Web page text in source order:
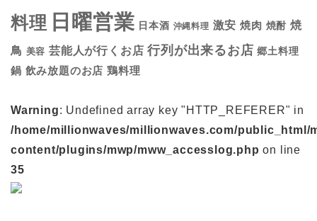
料理 日曜営業 日本酒 沖縄料理 激安 焼肉 焼酎 焼
鳥 美容 芸能人が行くお店 行列が出来るお店 郷土料理
鍋 飲み放題のお店 鶏料理
Warning: Undefined array key "HTTP_REFERER" in
/home/millionwaves/millionwaves.com/public_html/
content/plugins/mwp/mww_accesslog.php on line
35